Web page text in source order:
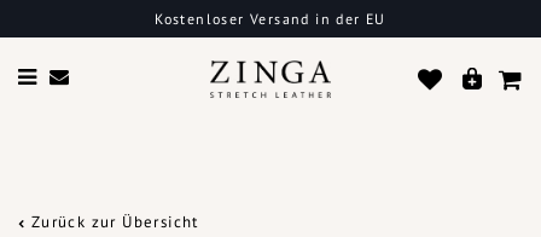
Kostenloser Versand in der EU
Zurück zur Übersicht